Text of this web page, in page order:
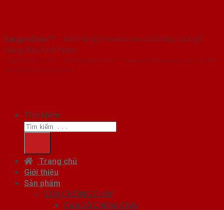
SaigonDoor™ - Hệ thống Showroom cửa thép cửa gỗ
hàng đầu Việt Nam
Copyright ⓒ 2016 – 2026 SaigonDoor™ - www.cuathepcuago.com | Đơn
vị chủ quản SaigonDoor
Tìm kiếm:
Trang chủ
Giới thiệu
Sản phẩm
CỬA CHỐNG CHÁY
Cửa Gỗ Chống Cháy